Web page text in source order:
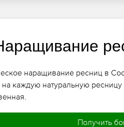
наращивание ресниц в
на каждую натуральную
Получить